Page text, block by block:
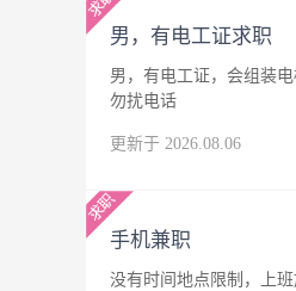
男，有电工证求职
男，有电工证，会组装
勿扰电话
更新于 2026.08.06
手机兼职
没有时间地点限制，上